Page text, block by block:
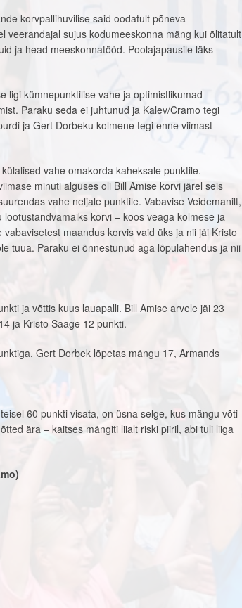
korvpallihuvilise said oodatult põneva
veerandajal sujus kodumeeskonna mäng kui õlitatult
ja head meeskonnatööd. Poolajapausile läks
ligi kümnepunktilise vahe ja optimistlikumad
Paraku seda ei juhtunud ja Kalev/Cramo tegi
ja Gert Dorbeku kolmene tegi enne viimast
vahe omakorda kaheksale punktile.
minuti alguses oli Bill Amise korvi järel seis
vahe neljale punktile. Vabavise Veidemanilt,
korvi – koos veaga kolmese ja
maandus korvis vaid üks ja nii jäi Kristo
tuua. Paraku ei õnnestunud aga lõpulahendus ja nii
ja võttis kuus lauapalli. Bill Amise arvele jäi 23
ja Kristo Saage 12 punkti.
Gert Dorbek lõpetas mängu 17, Armands
60 punkti visata, on üsna selge, kus mängu võti
ära – kaitses mängiti liialt riski piiril, abi tuli liiga